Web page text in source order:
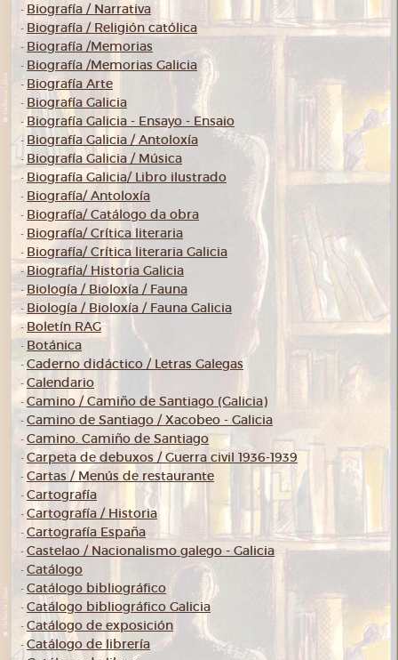
- Biografía / Narrativa
- Biografía / Religión católica
- Biografía /Memorias
- Biografía /Memorias Galicia
- Biografía Arte
- Biografía Galicia
- Biografía Galicia - Ensayo - Ensaio
- Biografía Galicia / Antoloxía
- Biografía Galicia / Música
- Biografía Galicia/ Libro ilustrado
- Biografía/ Antoloxía
- Biografía/ Catálogo da obra
- Biografía/ Crítica literaria
- Biografía/ Crítica literaria Galicia
-Biografía/ Historia Galicia
-Biología / Bioloxía / Fauna
- Biología / Bioloxía / Fauna Galicia
- Boletín RAG
- Botánica
- Caderno didáctico / Letras Galegas
- Calendario
- Camino / Camiño de Santiago (Galicia)
- Camino de Santiago / Xacobeo - Galicia
- Camino. Camiño de Santiago
- Carpeta de debuxos / Guerra civil 1936-1939
- Cartas / Menús de restaurante
- Cartografía
- Cartografía / Historia
- Cartografía España
- Castelao / Nacionalismo galego - Galicia
- Catálogo
- Catálogo bibliográfico
- Catálogo bibliográfico Galicia
- Catálogo de exposición
- Catálogo de librería